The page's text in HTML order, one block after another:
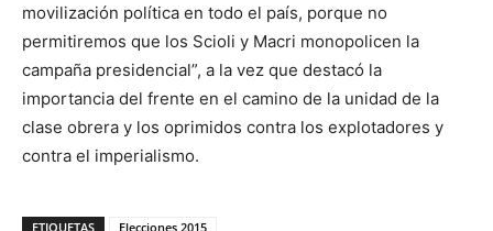
movilización política en todo el país, porque no
permitiremos que los Scioli y Macri monopolicen la
campaña presidencial”, a la vez que destacó la
importancia del frente en el camino de la unidad de la
clase obrera y los oprimidos contra los explotadores y
contra el imperialismo.
ETIQUETAS Elecciones 2015